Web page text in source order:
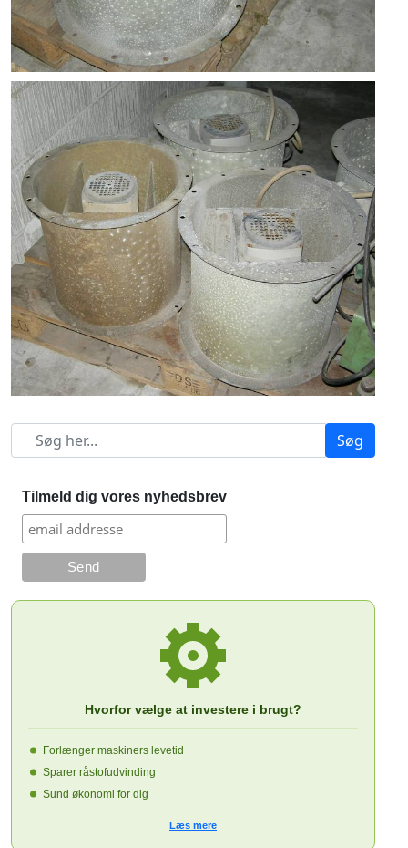
Søg
Tilmeld dig vores nyhedsbrev
Hvorfor vælge at investere i brugt?
Forlænger maskiners levetid
Sparer råstofudvinding
Sund økonomi for dig
Læs mere